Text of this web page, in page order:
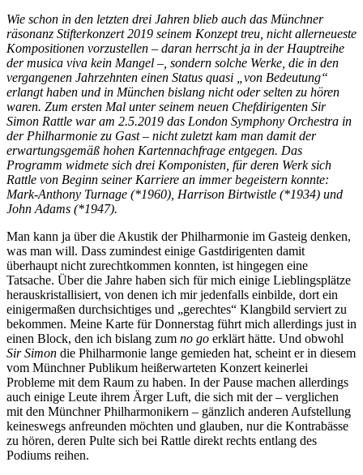
Wie schon in den letzten drei Jahren blieb auch das Münchner
räsonanz Stifterkonzert 2019 seinem Konzept treu, nicht allerneueste
Kompositionen vorzustellen – daran herrscht ja in der Hauptreihe
der musica viva kein Mangel –, sondern solche Werke, die in den
vergangenen Jahrzehnten einen Status quasi „von Bedeutung“
erlangt haben und in München bislang nicht oder selten zu hören
waren. Zum ersten Mal unter seinem neuen Chefdirigenten Sir
Simon Rattle war am 2.5.2019 das London Symphony Orchestra in
der Philharmonie zu Gast – nicht zuletzt kam man damit der
erwartungsgemäß hohen Kartennachfrage entgegen. Das
Programm widmete sich drei Komponisten, für deren Werk sich
Rattle von Beginn seiner Karriere an immer begeistern konnte:
Mark-Anthony Turnage (*1960), Harrison Birtwistle (*1934) und
John Adams (*1947).
Man kann ja über die Akustik der Philharmonie im Gasteig denken,
was man will. Dass zumindest einige Gastdirigenten damit
überhaupt nicht zurechtkommen konnten, ist hingegen eine
Tatsache. Über die Jahre haben sich für mich einige Lieblingsplätze
herauskristallisiert, von denen ich mir jedenfalls einbilde, dort ein
einigermaßen durchsichtiges und „gerechtes“ Klangbild serviert zu
bekommen. Meine Karte für Donnerstag führt mich allerdings just in
einen Block, den ich bislang zum no go erklärt hätte. Und obwohl
Sir Simon die Philharmonie lange gemieden hat, scheint er in diesem
vom Münchner Publikum heißerwarteten Konzert keinerlei
Probleme mit dem Raum zu haben. In der Pause machen allerdings
auch einige Leute ihrem Ärger Luft, die sich mit der – verglichen
mit den Münchner Philharmonikern – gänzlich anderen Aufstellung
keineswegs anfreunden möchten und glauben, nur die Kontrabässe
zu hören, deren Pulte sich bei Rattle direkt rechts entlang des
Podiums reihen.